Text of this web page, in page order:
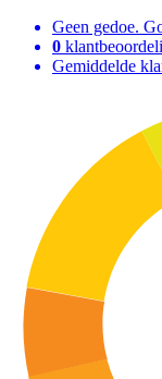
Geen gedoe.
0
Gemiddelde